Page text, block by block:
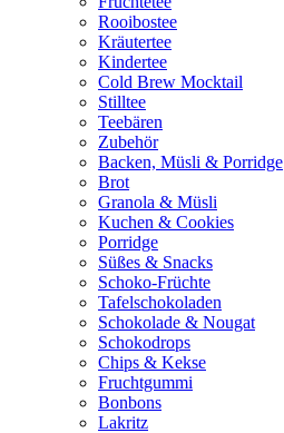
Rooibostee
Kräutertee
Kindertee
Cold Brew Mocktail
Stilltee
Teebären
Zubehör
Backen, Müsli & Porridge
Brot
Granola & Müsli
Kuchen & Cookies
Porridge
Süßes & Snacks
Schoko-Früchte
Tafelschokoladen
Schokolade & Nougat
Schokodrops
Chips & Kekse
Fruchtgummi
Bonbons
Lakritz